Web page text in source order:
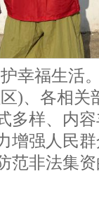
幸福生活
)、各相
多样、内
增强人民
范非法集